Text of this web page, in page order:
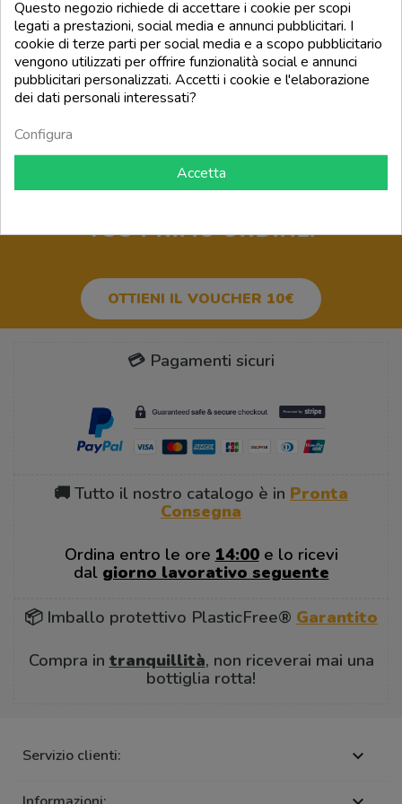
add_shopping_cart
Torna all'inizio
BUONO SCONTO 10€PER IL
TUO PRIMO ORDINE!
OTTIENI IL VOUCHER 10€
💳 Pagamenti sicuri
🚚 Tutto il nostro catalogo è in Pronta
Consegna
Ordina entro le ore 14:00e lo ricevi
dal giorno lavorativo seguente
📦 Imballo protettivo PlasticFree® Garantito
Compra in tranquillità, non riceverai mai una
bottiglia rotta!
Servizio clienti: 
Questo negozio richiede di accettare i cookie per scopi
legati a prestazioni, social media e annunci pubblicitari. I
cookie di terze parti per social media e a scopo pubblicitario
vengono utilizzati per offrire funzionalità social e annunci
pubblicitari personalizzati. Accetti i cookie e l'elaborazione
dei dati personali interessati?
Configura
Accetta